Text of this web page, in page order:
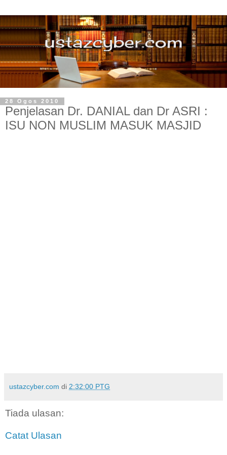
28 Ogos 2010
Penjelasan Dr. DANIAL dan Dr ASRI :
ISU NON MUSLIM MASUK MASJID
ustazcyber.com di 2:32:00 PTG
Tiada ulasan:
Catat Ulasan